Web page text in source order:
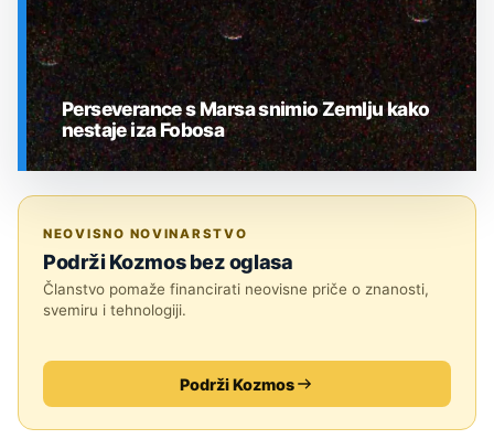
Perseverance s Marsa snimio Zemlju kako
nestaje iza Fobosa
NEOVISNO NOVINARSTVO
Podrži Kozmos bez oglasa
Članstvo pomaže financirati neovisne priče o znanosti,
svemiru i tehnologiji.
Podrži Kozmos